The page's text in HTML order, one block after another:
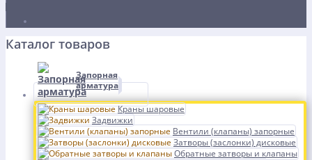
Каталог товаров
Запорная
арматура
Краны шаровые
Задвижки
Вентили (клапаны) запорные
Затворы (заслонки) дисковые
Обратные затворы и клапаны